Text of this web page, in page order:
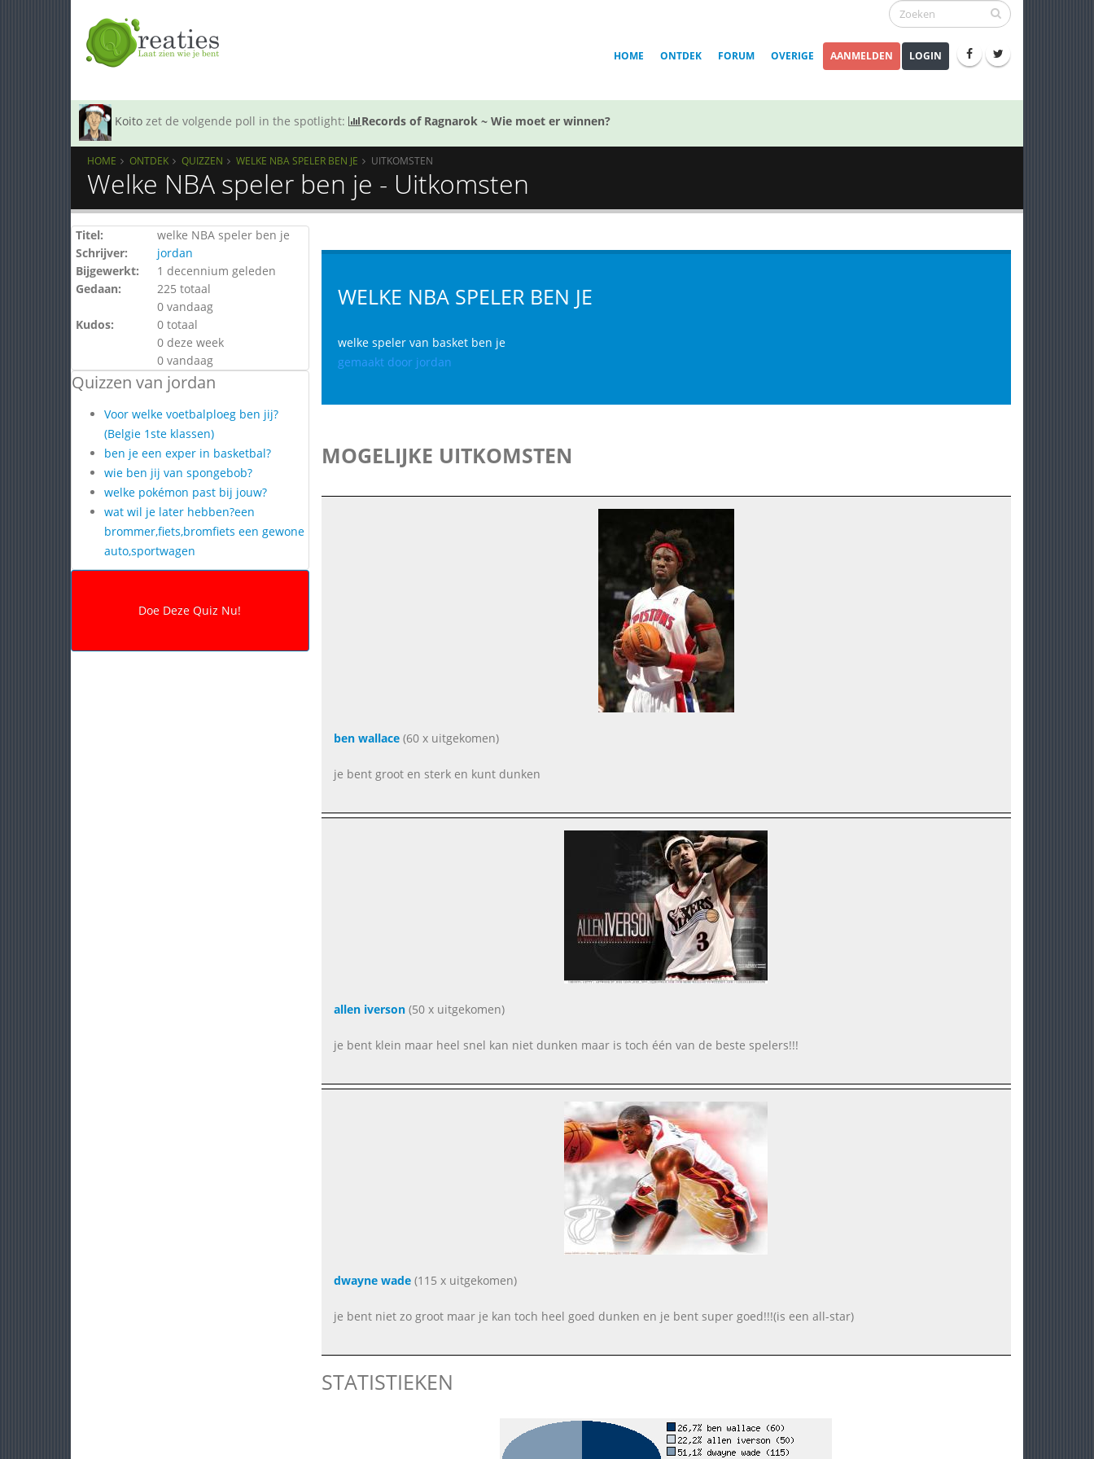
HOME ONTDEK FORUM OVERIGE AANMELDEN LOGIN
Koito zet de volgende poll in the spotlight: Records of Ragnarok ~ Wie moet er winnen?
HOME ONTDEK QUIZZEN WELKE NBA SPELER BEN JE UITKOMSTEN
Welke NBA speler ben je - Uitkomsten
Titel:
welke NBA speler ben je
Schrijver:
jordan
Bijgewerkt:
1 decennium geleden
Gedaan:
225 totaal
0 vandaag
Kudos:
0 totaal
0 deze week
0 vandaag
Quizzen van jordan
Voor welke voetbalploeg ben jij?
(Belgie 1ste klassen)
ben je een exper in basketbal?
wie ben jij van spongebob?
welke pokémon past bij jouw?
wat wil je later hebben?een
brommer,fiets,bromfiets een gewone
auto,sportwagen
WELKE NBA SPELER BEN JE
welke speler van basket ben je
gemaakt door jordan
MOGELIJKE UITKOMSTEN
ben wallace(60 x uitgekomen)
je bent groot en sterk en kunt dunken
allen iverson(50 x uitgekomen)
je bent klein maar heel snel kan niet dunken maar is toch één van de beste spelers!!!
dwayne wade(115 x uitgekomen)
je bent niet zo groot maar je kan toch heel goed dunken en je bent super goed!!!(is een all-star)
STATISTIEKEN